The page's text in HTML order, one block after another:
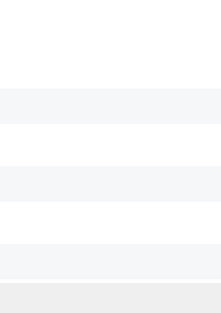
komodin bulunmaktadır.
bulaşık makinesi,